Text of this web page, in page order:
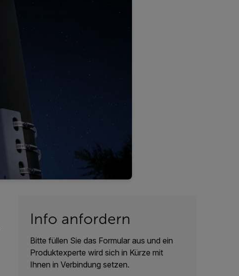
Info anfordern
Bitte füllen Sie das Formular aus und ein
Produktexperte wird sich in Kürze mit
Ihnen in Verbindung setzen.